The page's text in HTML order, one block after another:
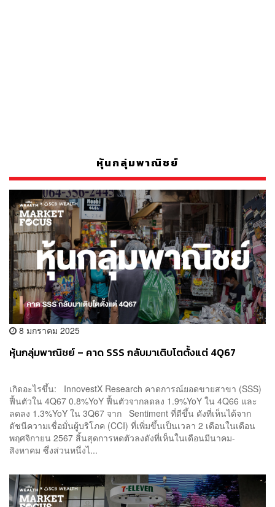
หุ้นกลุ่มพาณิชย์
8 มกราคม 2025
หุ้นกลุ่มพาณิชย์ – คาด SSS กลับมาเติบโตตั้งแต่ 4Q67
เกิดอะไรขึ้น: InnovestX Research คาดการณ์ยอดขายสาขา (SSS)
ฟื้นตัวใน 4Q67 0.8%YoY ฟื้นตัวจากลดลง 1.9%YoY ใน 4Q66 และ
ลดลง 1.3%YoY ใน 3Q67 จาก Sentiment ที่ดีขึ้น ดังที่เห็นได้จาก
ดัชนีความเชื่อมั่นผู้บริโภค (CCI) ที่เพิ่มขึ้นเป็นเวลา 2 เดือนในเดือน
พฤศจิกายน 2567 สิ้นสุดการหดตัวลงดังที่เห็นในเดือนมีนาคม-
สิงหาคม ซึ่งส่วนหนึ่งไ...